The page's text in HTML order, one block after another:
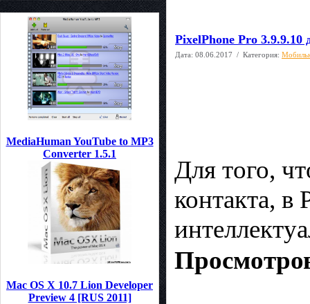
MediaHuman YouTube to MP3
Converter 1.5.1
Mac OS X 10.7 Lion Developer
Preview 4 [RUS 2011]
PixelPhone Pro 3.9.9.10
Дата: 08.06.2017 / Категория:
Для того,
контакта, в